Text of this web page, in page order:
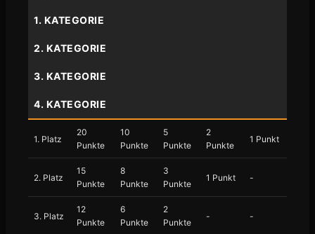
1. KATEGORIE
2. KATEGORIE
3. KATEGORIE
4. KATEGORIE
1. Platz
20
Punkte
10
Punkte
5
Punkte
2
Punkte
1 Punkt
2. Platz
15
Punkte
8
Punkte
3
Punkte
1 Punkt -
3. Platz
12
Punkte
6
Punkte
2
Punkte
- -